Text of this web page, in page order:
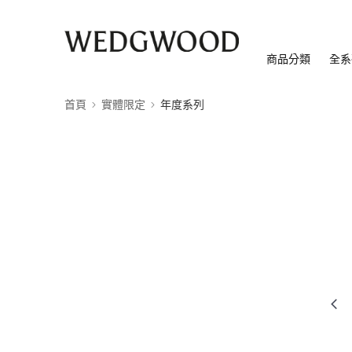
商品分類 全
首頁 實體限定 年度系列